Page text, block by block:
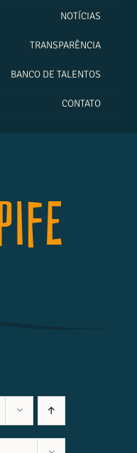
NOTÍCIAS
TRANSPARÊNCIA
BANCO DE TALENTOS
CONTATO